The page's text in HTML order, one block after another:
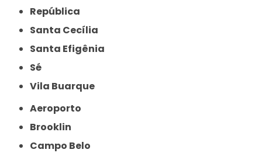
República
Santa Cecília
Santa Efigênia
Sé
Vila Buarque
Aeroporto
Brooklin
Campo Belo